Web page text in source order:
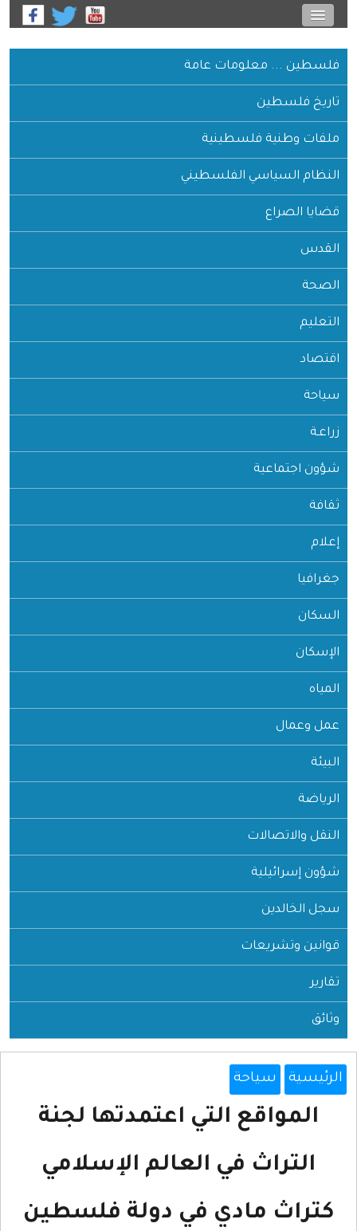
فلسطين ... معلومات عامة
تاريخ فلسطين
ملفات وطنية فلسطينية
النظام السياسي الفلسطيني
قضايا الصراع
القدس
الصحة
التعليم
اقتصاد
سياحة
زراعـة
شؤون اجتماعية
ثقافة
إعلام
جغرافيا
السكان
الإسكان
المياه
عمل وعمال
البيئة
الرياضة
النقل والاتصالات
شؤون إسرائيلية
سجل الخالدين
قوانين وتشريعات
تقارير
وثائق
الرئيسية سياحة
المواقع التي اعتمدتها لجنة
التراث في العالم الإسلامي
كتراث مادي في دولة فلسطين